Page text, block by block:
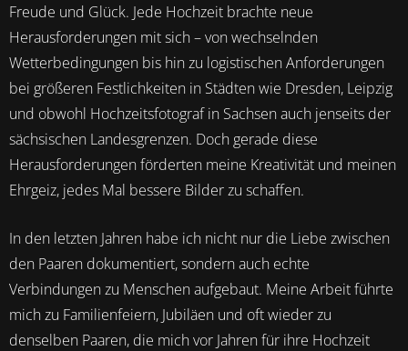
Freude und Glück. Jede Hochzeit brachte neue
Herausforderungen mit sich – von wechselnden
Wetterbedingungen bis hin zu logistischen Anforderungen
bei größeren Festlichkeiten in Städten wie Dresden, Leipzig
und obwohl Hochzeitsfotograf in Sachsen auch jenseits der
sächsischen Landesgrenzen. Doch gerade diese
Herausforderungen förderten meine Kreativität und meinen
Ehrgeiz, jedes Mal bessere Bilder zu schaffen.
In den letzten Jahren habe ich nicht nur die Liebe zwischen
den Paaren dokumentiert, sondern auch echte
Verbindungen zu Menschen aufgebaut. Meine Arbeit führte
mich zu Familienfeiern, Jubiläen und oft wieder zu
denselben Paaren, die mich vor Jahren für ihre Hochzeit